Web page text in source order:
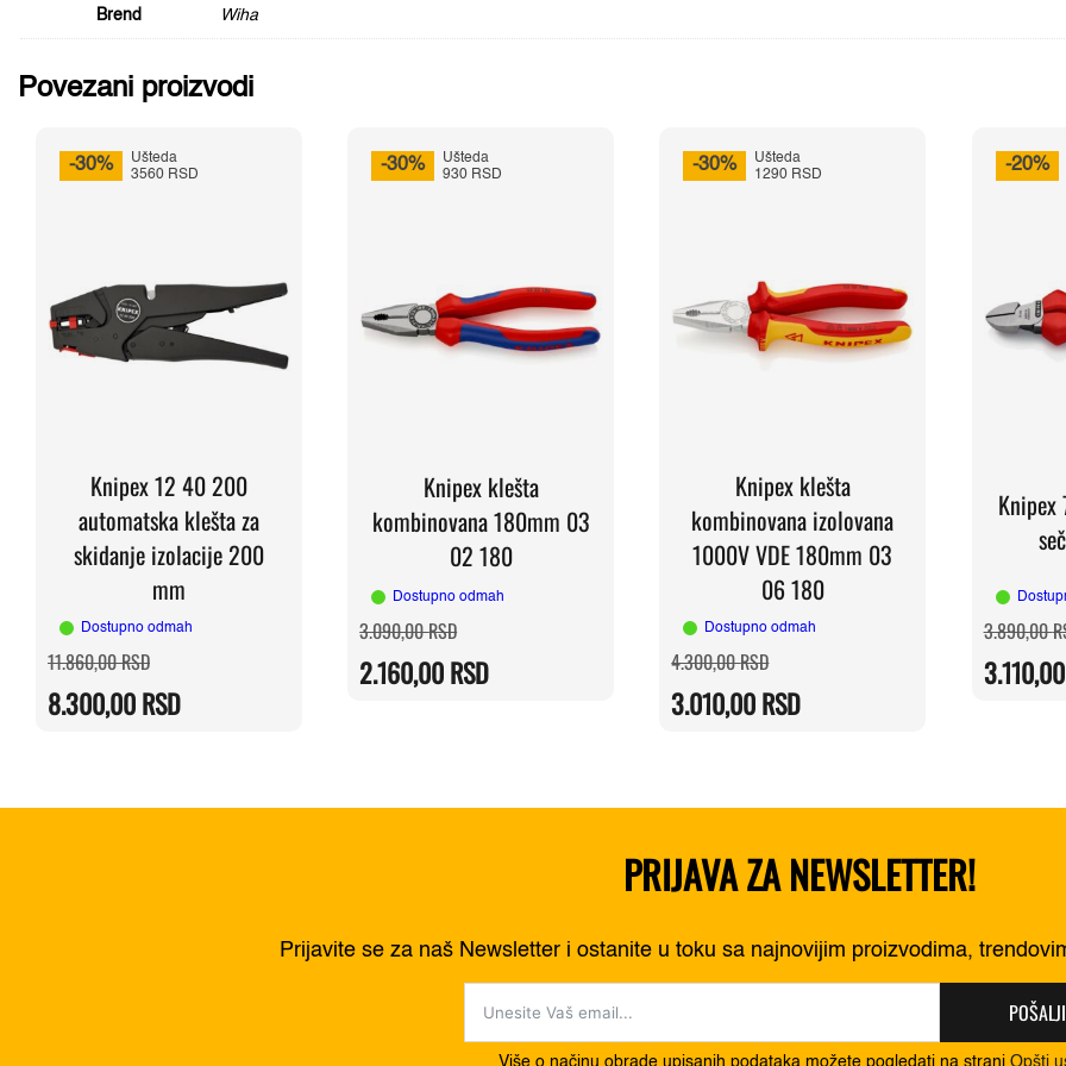
Brend Wiha
Povezani proizvodi
-30%
Ušteda
3560 RSD
Knipex 12 40 200
automatska klešta za
skidanje izolacije 200
mm
Dostupno odmah
11.860,00RSDOriginalna
cena
bila:
11.860,00 RSD.
8.300,00RSD
Trenutna
cena
8.300,00 RSD.
-30%
Ušteda
930 RSD
Knipex klešta
kombinovana 180mm 03
02 180
Dostupno odmah
3.090,00RSDOriginalna
cena
bila:
3.090,00 RSD.
2.160,00RSD
Trenutna
cena
2.160,00 RSD.
-30%
Ušteda
1290 RSD
Knipex klešta
kombinovana izolovana
1000V VDE 180mm 03
06 180
Dostupno odmah
4.300,00RSDOriginalna
cena
bila:
4.300,00 RSD.
3.010,00RSD
Trenutna
cena
3.010,00 RSD.
-20%
3.890,00
3.110,00
PRIJAVA ZA NEWSLETTER!
Prijavite se za naš Newsletter i ostanite u toku sa najnovijim proizvodima,
POŠALJI
Više o načinu obrade upisanih podataka možete pogledati na strani Opšti